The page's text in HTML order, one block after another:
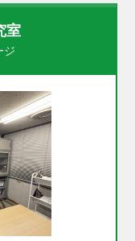
室
ジ